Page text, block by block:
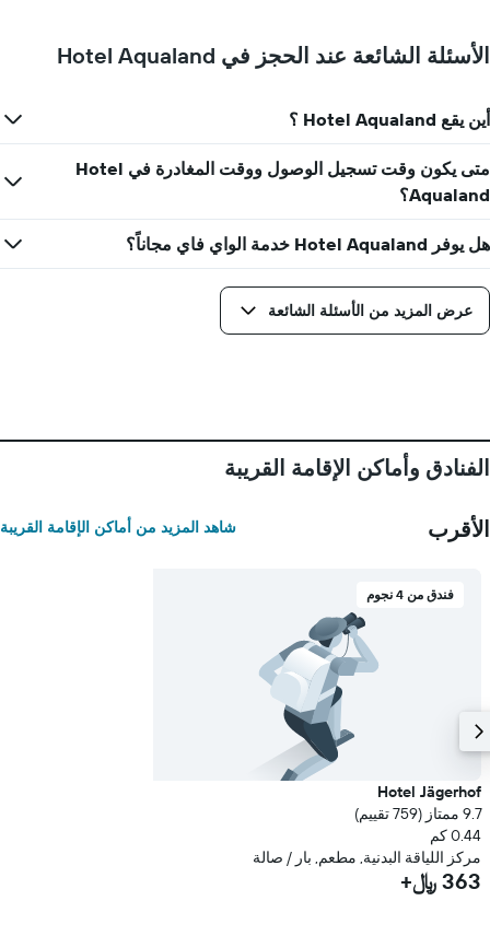
الأسئلة الشائعة عند الحجز في Hotel Aqualand
أين يقع Hotel Aqualand ؟
متى يكون وقت تسجيل الوصول ووقت المغادرة في Hotel
Aqualand؟
هل يوفر Hotel Aqualand خدمة الواي فاي مجاناً؟
عرض المزيد من الأسئلة الشائعة
الفنادق وأماكن الإقامة القريبة
الأقرب شاهد المزيد من أماكن الإقامة القريبة
فندق من 4 نجوم
Hotel Jägerhof
9.7 ممتاز (759 تقييم)
0.44 كم
مركز اللياقة البدنية, مطعم, بار / صالة
363 ﷼+